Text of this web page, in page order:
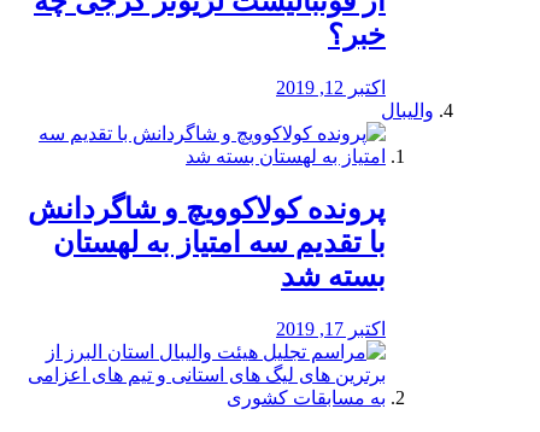
خبر؟
اکتبر 12, 2019
والیبال
پرونده کولاکوویچ و شاگردانش
با تقدیم سه امتیاز به لهستان
بسته شد
اکتبر 17, 2019